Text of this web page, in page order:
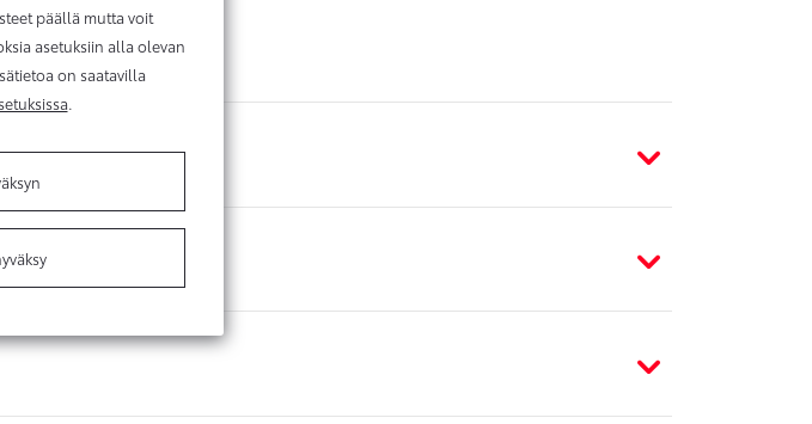
päällä mutta voit
asetuksiin alla olevan
on saatavilla
.